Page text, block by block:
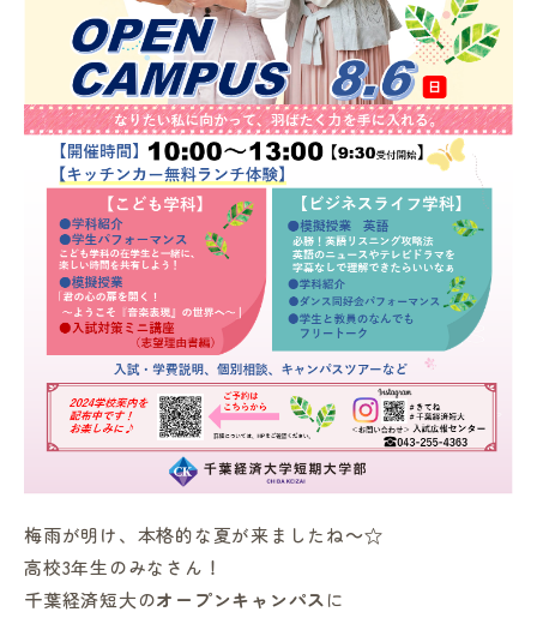
in Campus
総合図書館
プライバシーポリシー
梅雨が明け、本格的な夏が来ましたね～☆
高校3年生のみなさん！
千葉経済短大のオープンキャンパスに